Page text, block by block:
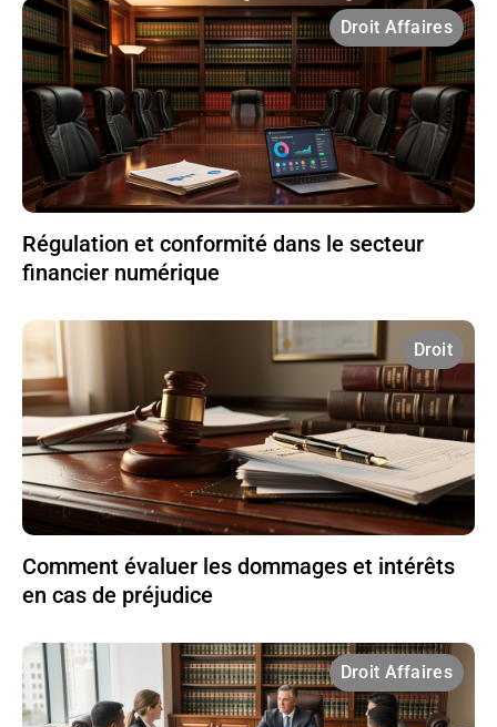
Droit Affaires
Régulation et conformité dans le secteur
financier numérique
Droit
Comment évaluer les dommages et intérêts
en cas de préjudice
Droit Affaires